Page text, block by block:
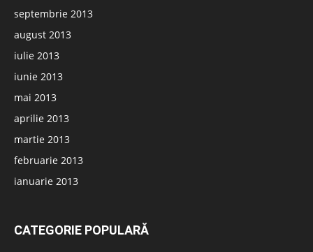
septembrie 2013
august 2013
iulie 2013
iunie 2013
mai 2013
aprilie 2013
martie 2013
februarie 2013
ianuarie 2013
CATEGORIE POPULARĂ